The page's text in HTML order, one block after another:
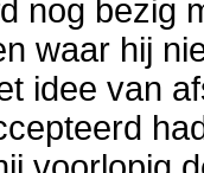
nog bezig
waar hij
idee van